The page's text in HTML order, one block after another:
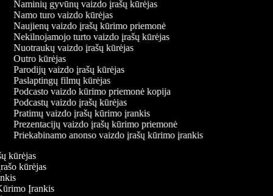
Naminių gyvūnų vaizdo įrašų kūrėjas
Namo turo vaizdo kūrėjas
Naujienų vaizdo įrašų kūrimo priemonė
Nekilnojamojo turto vaizdo įrašų kūrėjas
Nuotraukų vaizdo įrašų kūrėjas
Outro kūrėjas
Parodijų vaizdo įrašų kūrėjas
Paslaptingų filmų kūrėjas
Podcasto vaizdo kūrimo priemonė kopija
Podcastų vaizdo įrašų kūrėjas
Pratimų vaizdo įrašų kūrimo įrankis
Prezentacijų vaizdo įrašų kūrimo priemonė
Priekabinamo anonso vaizdo įrašų kūrimo įrankis
kūrėjas
kūrėjas
Įrankis